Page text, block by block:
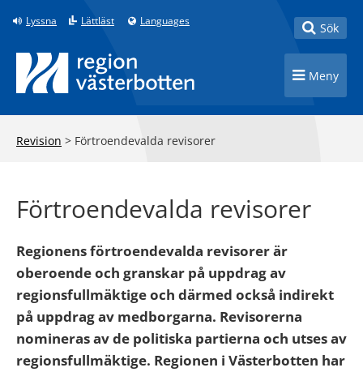
Till innehåll på sidan
Lyssna Lättläst Languages Toggle
Sök
Toggle
Meny
Revision > Förtroendevalda revisorer
Förtroendevalda revisorer
Regionens förtroendevalda revisorer är
oberoende och granskar på uppdrag av
regionsfullmäktige och därmed också indirekt
på uppdrag av medborgarna. Revisorerna
nomineras av de politiska partierna och utses av
regionsfullmäktige. Regionen i Västerbotten har